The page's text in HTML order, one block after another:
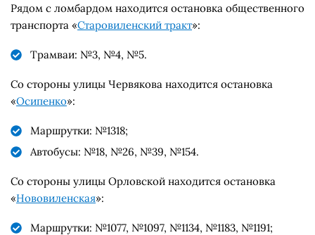
Рядом с ломбардом находится остановка общественного
транспорта «Старовиленский тракт»:
Трамваи: №3, №4, №5.
Со стороны улицы Червякова находится остановка
«Осипенко»:
Маршрутки: №1318;
Автобусы: №18, №26, №39, №154.
Со стороны улицы Орловской находится остановка
«Нововиленская»:
Маршрутки: №1077, №1097, №1134, №1183, №1191;